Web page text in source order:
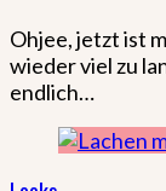
Ohjee, jetzt ist
wieder viel zu
endlich…